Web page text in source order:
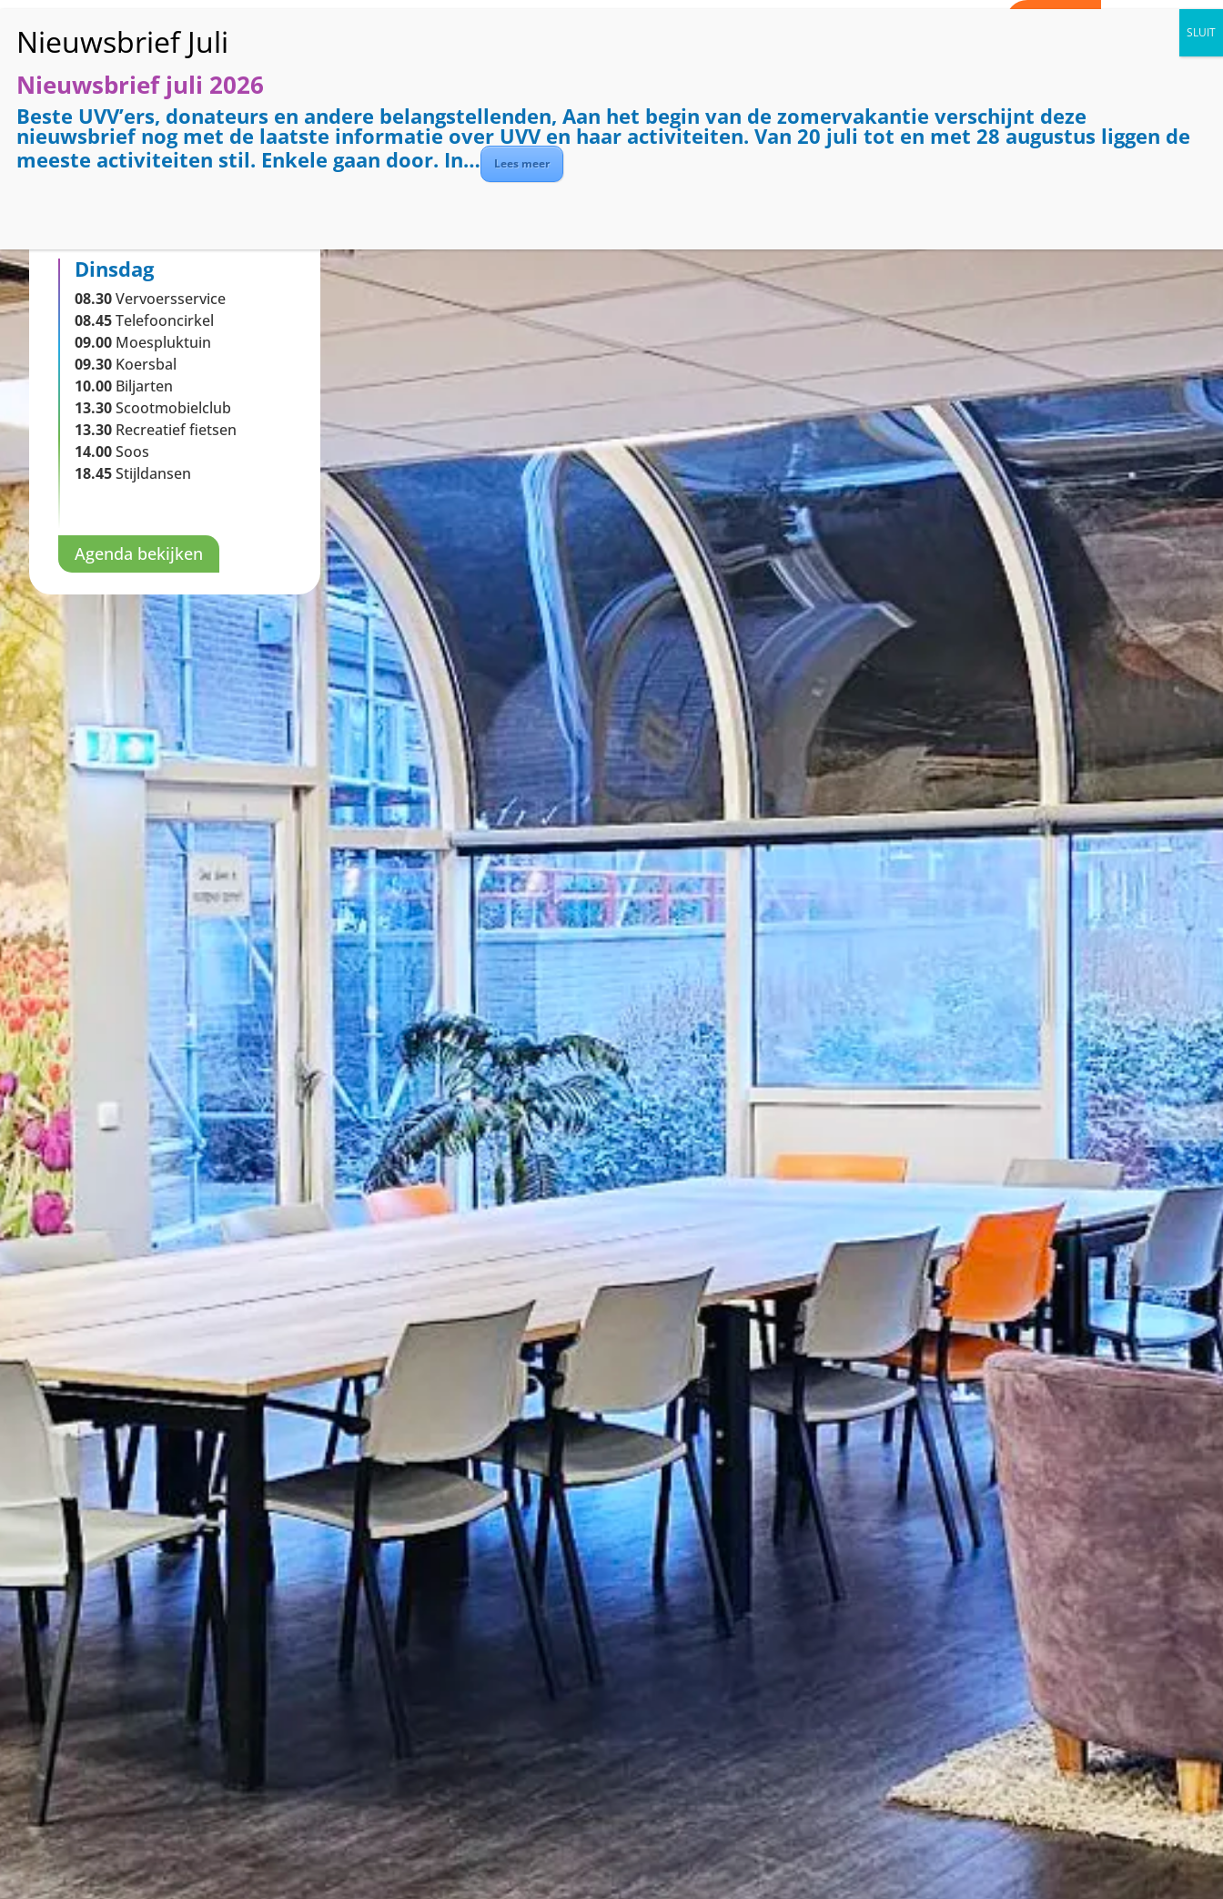
Dinsdag
08.30Vervoersservice
08.45Telefooncirkel
09.00 Moespluktuin
09.30 Koersbal
10.00 Biljarten
13.30Scootmobielclub
13.30 Recreatief fietsen
14.00Soos
18.45Stijldansen
Agenda bekijken
Nieuwsbrief juli 2026
Beste UVV’ers, donateurs en andere belangstellenden, Aan het begin van de zomervakantie verschijnt deze
nieuwsbrief nog met de laatste informatie over UVV en haar activiteiten. Van 20 juli tot en met 28 augustus liggen de
meeste activiteiten stil. Enkele gaan door. In…
Lees meer